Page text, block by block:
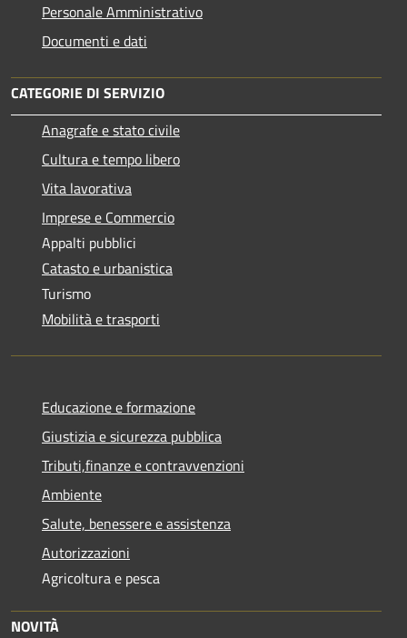
Personale Amministrativo
Documenti e dati
CATEGORIE DI SERVIZIO
Anagrafe e stato civile
Cultura e tempo libero
Vita lavorativa
Imprese e Commercio
Appalti pubblici
Catasto e urbanistica
Turismo
Mobilità e trasporti
Educazione e formazione
Giustizia e sicurezza pubblica
Tributi,finanze e contravvenzioni
Ambiente
Salute, benessere e assistenza
Autorizzazioni
Agricoltura e pesca
NOVITÀ